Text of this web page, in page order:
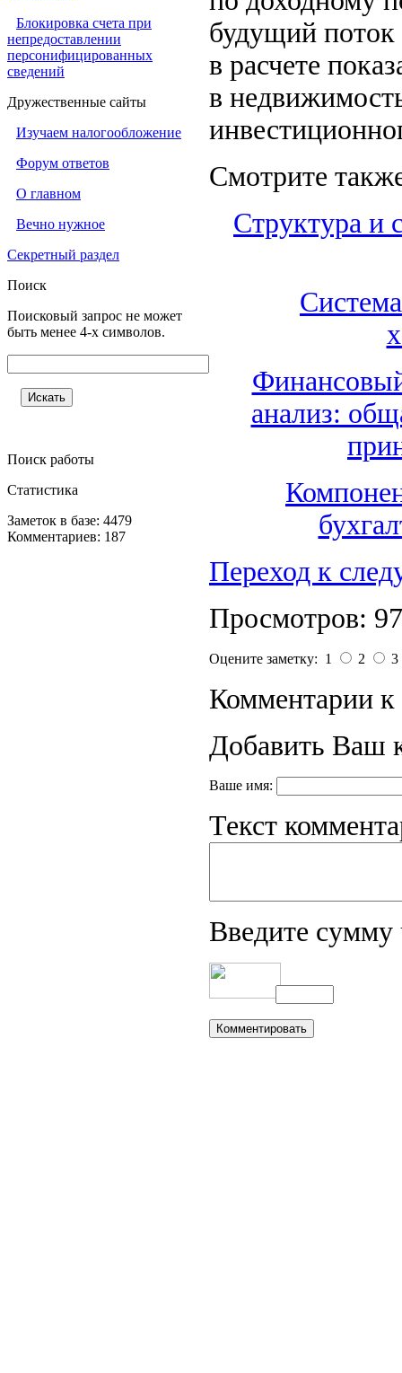
Блокировка счета при
непредоставлении
персонифицированных
сведений
Дружественные сайты
Изучаем налогообложение
Форум ответов
О главном
Вечно нужное
Секретный раздел
Поиск
Поисковый запрос не может
быть менее 4-х символов.
Поиск работы
Статистика
Заметок в базе: 4479
Комментариев: 187
будущий поток
в расчете
в
Смотрите
Структура и
анализ:
Переход к
Просмотров:
Оцените заметку: 1 2 3
Комментарии к
Добавить Ваш
Ваше имя:
Текст
Введите сумму